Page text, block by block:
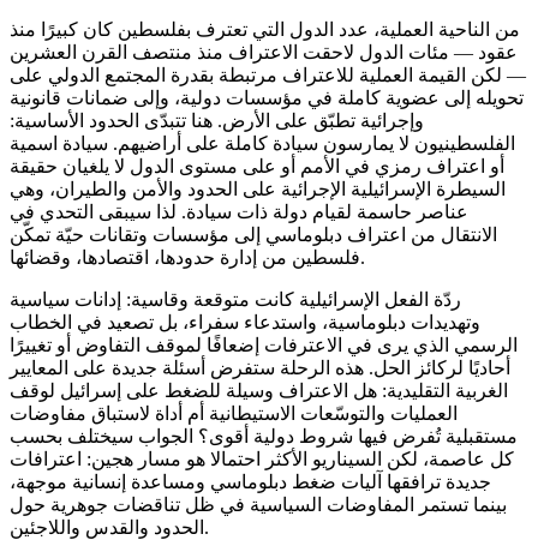
من الناحية العملية، عدد الدول التي تعترف بفلسطين كان كبيرًا منذ
عقود — مئات الدول لاحقت الاعتراف منذ منتصف القرن العشرين
— لكن القيمة العملية للاعتراف مرتبطة بقدرة المجتمع الدولي على
تحويله إلى عضوية كاملة في مؤسسات دولية، وإلى ضمانات قانونية
وإجرائية تطبّق على الأرض. هنا تتبدّى الحدود الأساسية:
الفلسطينيون لا يمارسون سيادة كاملة على أراضيهم. سيادة اسمية
أو اعتراف رمزي في الأمم أو على مستوى الدول لا يلغيان حقيقة
السيطرة الإسرائيلية الإجرائية على الحدود والأمن والطيران، وهي
عناصر حاسمة لقيام دولة ذات سيادة. لذا سيبقى التحدي في
الانتقال من اعتراف دبلوماسي إلى مؤسسات وتقانات حيّة تمكّن
فلسطين من إدارة حدودها، اقتصادها، وقضائها.
ردّة الفعل الإسرائيلية كانت متوقعة وقاسية: إدانات سياسية
وتهديدات دبلوماسية، واستدعاء سفراء، بل تصعيد في الخطاب
الرسمي الذي يرى في الاعترفات إضعافًا لموقف التفاوض أو تغييرًا
أحاديًا لركائز الحل. هذه الرحلة ستفرض أسئلة جديدة على المعايير
الغربية التقليدية: هل الاعتراف وسيلة للضغط على إسرائيل لوقف
العمليات والتوسّعات الاستيطانية أم أداة لاستباق مفاوضات
مستقبلية تُفرض فيها شروط دولية أقوى؟ الجواب سيختلف بحسب
كل عاصمة، لكن السيناريو الأكثر احتمالا هو مسار هجين: اعترافات
جديدة ترافقها آليات ضغط دبلوماسي ومساعدة إنسانية موجهة،
بينما تستمر المفاوضات السياسية في ظل تناقضات جوهرية حول
الحدود والقدس واللاجئين.